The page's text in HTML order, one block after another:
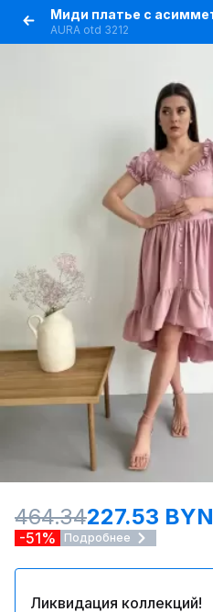
AURA otd 3212
464.34227.53 BYN
-51% Подробнее
Ликвидация коллекций!